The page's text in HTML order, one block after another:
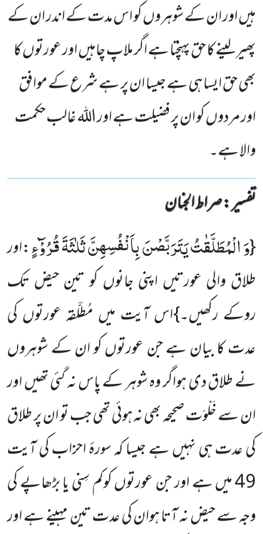
ہیں اور ان کے شوہروں کو اس مدت کے اندر ان کے
پھیر لینے کا حق پہنچتا ہے اگر ملاپ چاہیں اور عورتوں کا
بھی حق ایسا ہی ہے جیسا ان پر ہے شرع کے موافق
اور مردوں کو ان پر فضیلت ہے اور اللہ غالب حکمت
والا ہے۔
تفسیر : ‎صراط الجنان
{وَ الْمُطَلَّقٰتُ یَتَرَبَّصْنَ بِاَنْفُسِهِنَّ ثَلٰثَةَ قُرُوْٓءٍ:اور
طلاق والی عورتیں اپنی جانوں کو تین حیض تک
روکے رکھیں۔}اس آیت میں مُطَلَّقہ عورتوں کی
عدت کا بیان ہے جن عورتوں کو ان کے شوہروں
نے طلاق دی ہواگر وہ شوہر کے پاس نہ گئی تھیں اور
ان سے خَلْوَت صحیحہ بھی نہ ہوئی تھی جب تو ان پر طلاق
کی عدت ہی نہیں ہے جیسا کہ سورۂ احزاب کی آیت
49 میں ہے اور جن عورتوں کوکم سِنی یا بڑھاپے کی
وجہ سے حیض نہ آتا ہوان کی عدت تین مہینے ہے اور